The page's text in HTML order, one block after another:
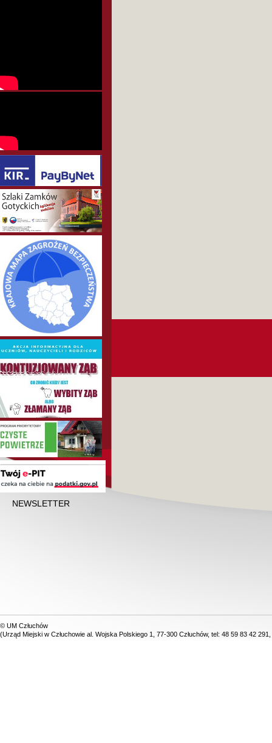
NEWSLETTER
© UM Człuchów
(Urząd Miejski w Człuchowie al. Wojska Polskiego 1, 77-300 Człuchów, tel: 48 59 83 42